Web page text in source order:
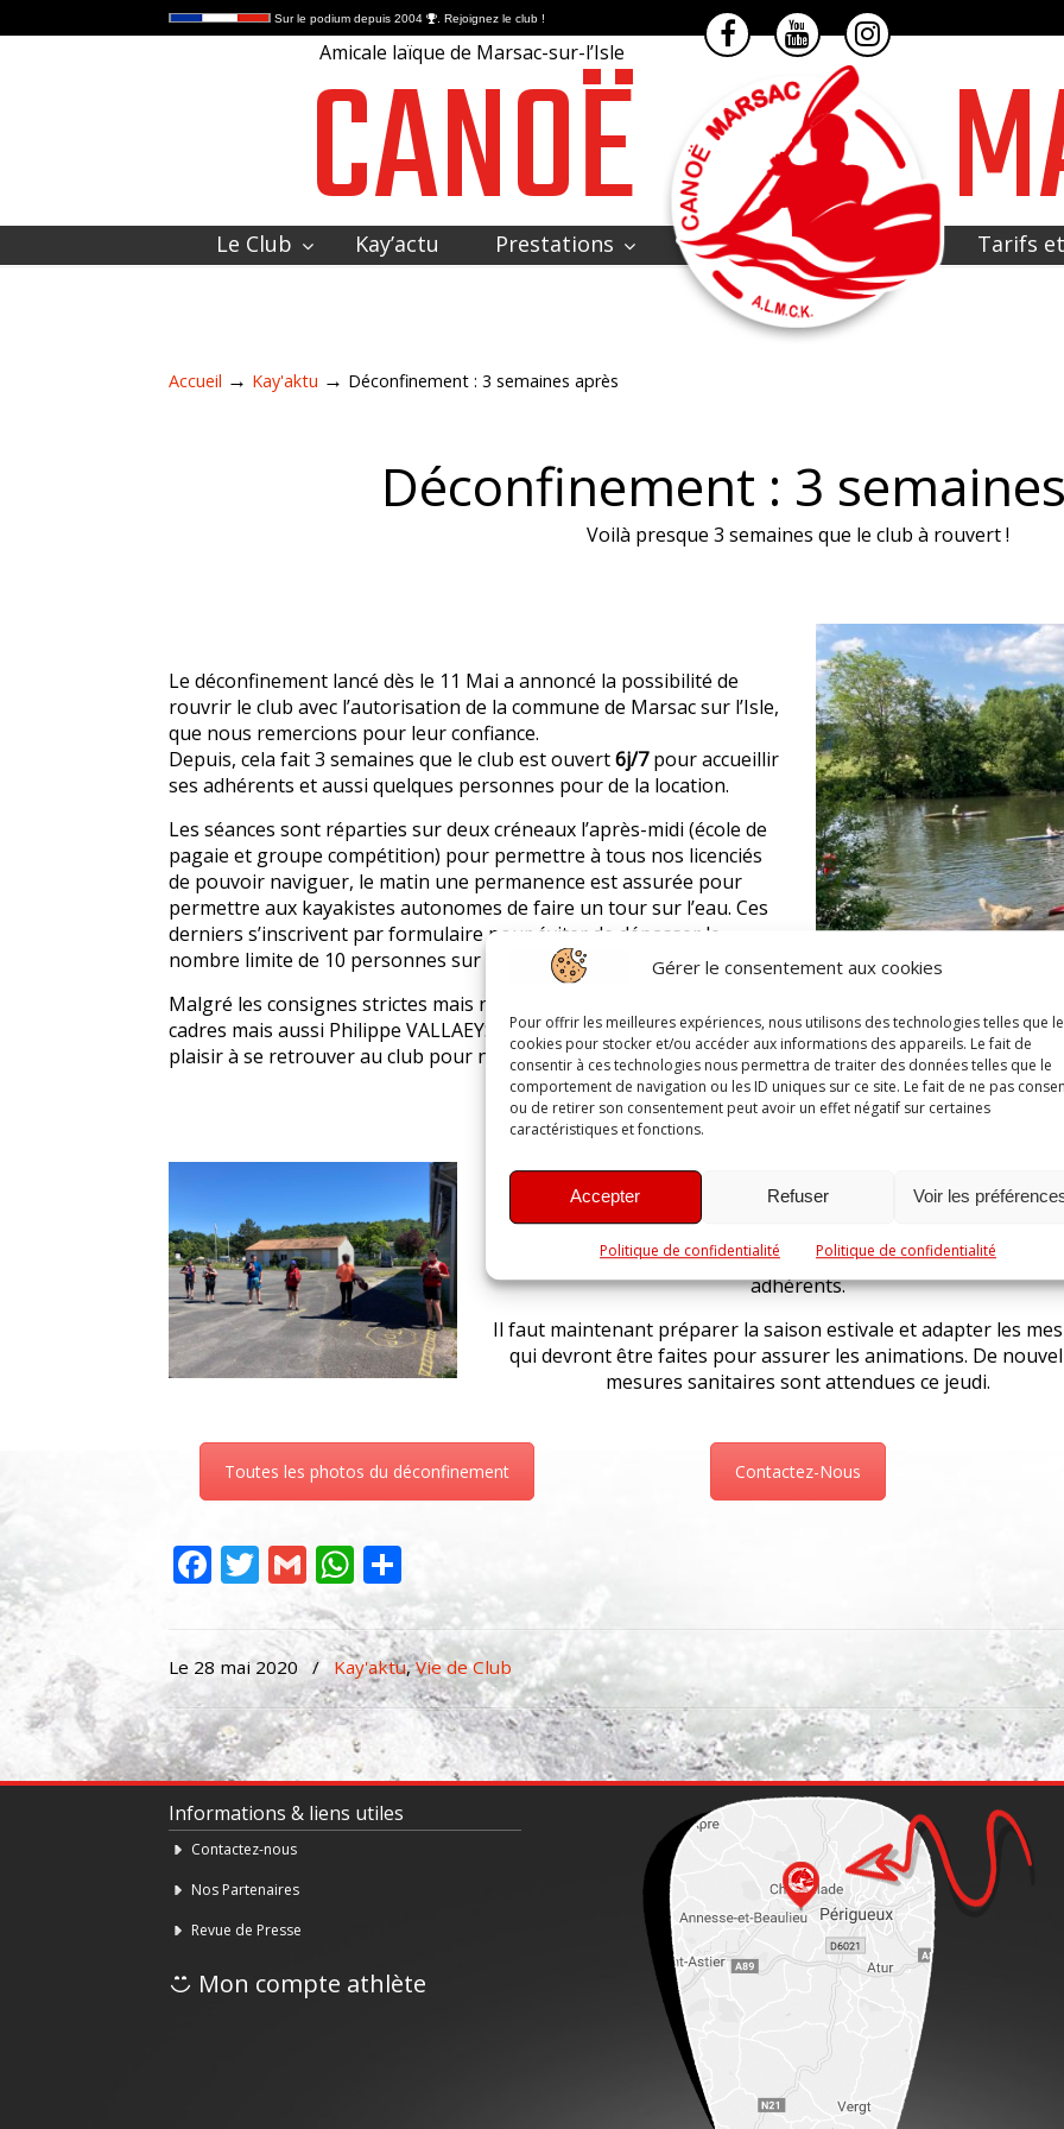
Gérer le consentement aux cookies
Pour offrir les meilleures expériences, nous utilisons des technologies telles que
cookies pour stocker et/ou accéder aux informations des appareils. Le fait de
consentir à ces technologies nous permettra de traiter des données telles que le
comportement de navigation ou les ID uniques sur ce site. Le fait de ne pas
ou de retirer son consentement peut avoir un effet négatif sur certaines
caractéristiques et fonctions.
Accepter Refuser Voir les
Politique de confidentialité Politique de confidentialité
Sur le podium depuis 2004 . Rejoignez le club !
Amicale laïque de Marsac-sur-l’Isle
CANOË
Le Club Kay’actu Prestations
Tarifs
Accueil → Kay'aktu → Déconfinement : 3 semaines après
Déconfinement : 3
Voilà presque 3 semaines que le club à rouvert !
Le déconfinement lancé dès le 11 Mai a annoncé la possibilité de
rouvrir le club avec l’autorisation de la commune de Marsac sur l’Isle,
que nous remercions pour leur confiance.
Depuis, cela fait 3 semaines que le club est ouvert6j/7pour accueillir
ses adhérents et aussi quelques personnes pour de la location.
Les séances sont réparties sur deux créneaux l’après-midi (école de
pagaie et groupe compétition) pour permettre à tous nos licenciés
de pouvoir naviguer, le matin une permanence est assurée pour
permettre aux kayakistes autonomes de faire un tour sur l’eau. Ces
derniers s’inscrivent par formulaire pour éviter de dépasser le
nombre limite de 10 personnes sur la structure.
Malgré les consignes strictes mais nécessaires, les adhérents, les
cadres mais aussi Philippe VALLAEYS, le président du club, ont du
plaisir à se retrouver au club pour naviguer.
Par son professionnalisme et la confiance accordé par les élus
club a été le seul à rouvrir dès le 11 Mai et ce n’est pas moins de
personnesqui sont venus pagayer depuis. C’est autant de
et pagaies sortis, désinfectés et rangés par les cadres pour
adhérents.
Il faut maintenant préparer la saison estivale et adapter les
qui devront être faites pour assurer les animations. De
mesures sanitaires sont attendues ce jeudi.
Toutes les photos du déconfinement Contactez-Nous
Facebook
Twitter
GmailWhatsApp
Le 28 mai 2020 / Kay'aktu,Vie de Club
Informations & liens utiles
Contactez-nous
Nos Partenaires
Revue de Presse
Mon compte athlète